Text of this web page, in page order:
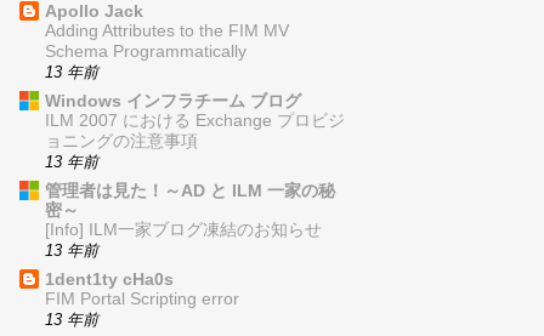
Apollo Jack
Adding Attributes to the FIM MV
Schema Programmatically
13 年前
Windows インフラチーム ブログ
ILM 2007 における Exchange プロビジ
ョニングの注意事項
13 年前
管理者は見た！～AD と ILM 一家の秘
密～
[Info] ILM一家ブログ凍結のお知らせ
13 年前
1dent1ty cHa0s
FIM Portal Scripting error
13 年前